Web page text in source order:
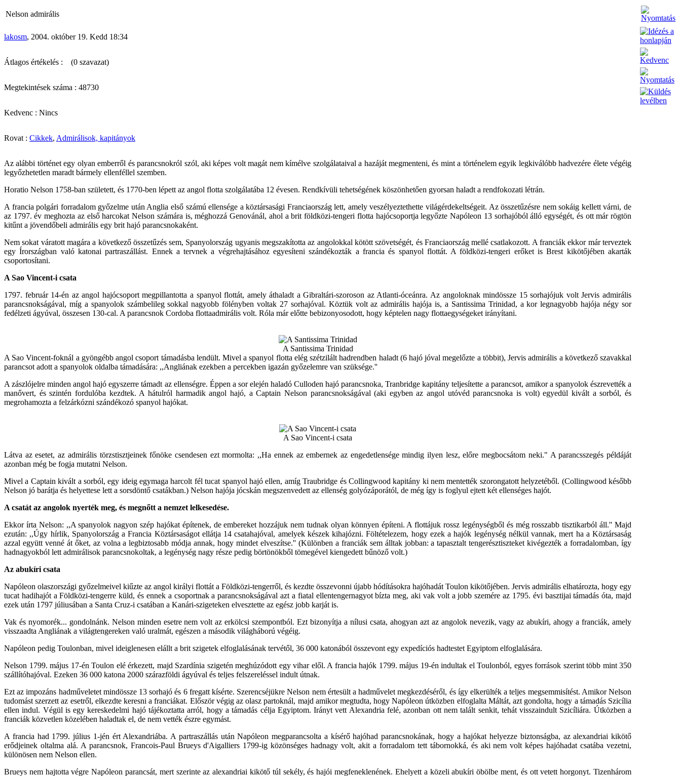
Nelson admirális
lakosm, 2004. október 19. Kedd 18:34
Átlagos értékelés : (0 szavazat)
Megtekintések száma : 48730
Kedvenc : Nincs
Rovat : Cikkek, Admirálisok, kapitányok
Az alábbi történet egy olyan emberről és parancsnokról szól, aki képes volt magát nem kímélve szolgálataival a hazáját megmenteni, és mint a történelem egyik legkiválóbb hadvezére élete végéig
legyőzhetetlen maradt bármely ellenféllel szemben.
Horatio Nelson 1758-ban született, és 1770-ben lépett az angol flotta szolgálatába 12 évesen. Rendkívüli tehetségének köszönhetően gyorsan haladt a rendfokozati létrán.
A francia polgári forradalom győzelme után Anglia első számú ellensége a köztársasági Franciaország lett, amely veszélyeztethette világérdekeltségeit. Az összetűzésre nem sokáig kellett várni, de
az 1797. év meghozta az első harcokat Nelson számára is, méghozzá Genovánál, ahol a brit földközi-tengeri flotta hajócsoportja legyőzte Napóleon 13 sorhajóból álló egységét, és ott már rögtön
kitűnt a jövendőbeli admirális egy brit hajó parancsnokaként.
Nem sokat váratott magára a következő összetűzés sem, Spanyolország ugyanis megszakította az angolokkal kötött szövetségét, és Franciaország mellé csatlakozott. A franciák ekkor már terveztek
egy Írországban való katonai partraszállást. Ennek a tervnek a végrehajtásához egyesíteni szándékozták a francia és spanyol flottát. A földközi-tengeri erőket is Brest kikötőjében akarták
csoportosítani.
A Sao Vincent-i csata
1797. február 14-én az angol hajócsoport megpillantotta a spanyol flottát, amely áthaladt a Gibraltári-szoroson az Atlanti-óceánra. Az angoloknak mindössze 15 sorhajójuk volt Jervis admirális
parancsnokságával, míg a spanyolok számbelileg sokkal nagyobb fölényben voltak 27 sorhajóval. Köztük volt az admirális hajója is, a Santissima Trinidad, a kor legnagyobb hajója négy sor
fedélzeti ágyúval, összesen 130-cal. A parancsnok Cordoba flottaadmirális volt. Róla már előtte bebizonyosodott, hogy képtelen nagy flottaegységeket irányítani.
A Santissima Trinidad
A Sao Vincent-foknál a gyöngébb angol csoport támadásba lendült. Mivel a spanyol flotta elég szétzilált hadrendben haladt (6 hajó jóval megelőzte a többit), Jervis admirális a következő szavakkal
parancsot adott a spanyolok oldalba támadására: ,,Angliának ezekben a percekben igazán győzelemre van szüksége.''
A zászlójelre minden angol hajó egyszerre támadt az ellenségre. Éppen a sor elején haladó Culloden hajó parancsnoka, Tranbridge kapitány teljesítette a parancsot, amikor a spanyolok észrevették a
manővert, és szintén fordulóba kezdtek. A hátulról harmadik angol hajó, a Captain Nelson parancsnokságával (aki egyben az angol utóvéd parancsnoka is volt) egyedül kivált a sorból, és
megrohamozta a felzárkózni szándékozó spanyol hajókat.
A Sao Vincent-i csata
Látva az esetet, az admirális törzstisztjeinek főnöke csendesen ezt mormolta: ,,Ha ennek az embernek az engedetlensége mindig ilyen lesz, előre megbocsátom neki." A parancsszegés példáját
azonban még be fogja mutatni Nelson.
Mivel a Captain kivált a sorból, egy ideig egymaga harcolt fél tucat spanyol hajó ellen, amíg Traubridge és Collingwood kapitány ki nem mentették szorongatott helyzetéből. (Collingwood később
Nelson jó barátja és helyettese lett a sorsdöntő csatákban.) Nelson hajója jócskán megszenvedett az ellenség golyózáporától, de még így is foglyul ejtett két ellenséges hajót.
A csatát az angolok nyerték meg, és megnőtt a nemzet lelkesedése.
Ekkor írta Nelson: ,,A spanyolok nagyon szép hajókat építenek, de embereket hozzájuk nem tudnak olyan könnyen építeni. A flottájuk rossz legénységből és még rosszabb tisztikarból áll.'' Majd
ezután: ,,Úgy hírlik, Spanyolország a Francia Köztársaságot ellátja 14 csatahajóval, amelyek készek kihajózni. Föltételezem, hogy ezek a hajók legénység nélkül vannak, mert ha a Köztársaság
azzal együtt venné át őket, az volna a legbiztosabb módja annak, hogy mindet elveszítse.'' (Különben a franciák sem álltak jobban: a tapasztalt tengerésztiszteket kivégezték a forradalomban, így
hadnagyokból lett admirálisok parancsnokoltak, a legénység nagy része pedig börtönökből tömegével kiengedett bűnöző volt.)
Az abukíri csata
Napóleon olaszországi győzelmeivel kiűzte az angol királyi flottát a Földközi-tengerről, és kezdte összevonni újabb hódításokra hajóhadát Toulon kikötőjében. Jervis admirális elhatározta, hogy egy
tucat hadihajót a Földközi-tengerre küld, és ennek a csoportnak a parancsnokságával azt a fiatal ellentengernagyot bízta meg, aki vak volt a jobb szemére az 1795. évi basztijai támadás óta, majd
ezek után 1797 júliusában a Santa Cruz-i csatában a Kanári-szigeteken elvesztette az egész jobb karját is.
Vak és nyomorék... gondolnánk. Nelson minden esetre nem volt az erkölcsi szempontból. Ezt bizonyítja a nílusi csata, ahogyan azt az angolok nevezik, vagy az abukíri, ahogy a franciák, amely
visszaadta Angliának a világtengereken való uralmát, egészen a második világháború végéig.
Napóleon pedig Toulonban, mivel ideiglenesen elállt a brit szigetek elfoglalásának tervétől, 36 000 katonából összevont egy expedíciós hadtestet Egyiptom elfoglalására.
Nelson 1799. május 17-én Toulon elé érkezett, majd Szardínia szigetén meghúzódott egy vihar elől. A francia hajók 1799. május 19-én indultak el Toulonból, egyes források szerint több mint 350
szállítóhajóval. Ezeken 36 000 katona 2000 szárazföldi ágyúval és teljes felszereléssel indult útnak.
Ezt az impozáns hadműveletet mindössze 13 sorhajó és 6 fregatt kísérte. Szerencséjükre Nelson nem értesült a hadművelet megkezdéséről, és így elkerülték a teljes megsemmisítést. Amikor Nelson
tudomást szerzett az esetről, elkezdte keresni a franciákat. Először végig az olasz partoknál, majd amikor megtudta, hogy Napóleon útközben elfoglalta Máltát, azt gondolta, hogy a támadás Szicília
ellen indul. Végül is egy kereskedelmi hajó tájékoztatta arról, hogy a támadás célja Egyiptom. Irányt vett Alexandria felé, azonban ott nem talált senkit, tehát visszaindult Szicíliára. Útközben a
franciák közvetlen közelében haladtak el, de nem vették észre egymást.
A francia had 1799. július 1-jén ért Alexandriába. A partraszállás után Napóleon megparancsolta a kísérő hajóhad parancsnokának, hogy a hajókat helyezze biztonságba, az alexandriai kikötő
erődjeinek oltalma alá. A parancsnok, Francois-Paul Brueys d'Aigalliers 1799-ig közönséges hadnagy volt, akit a forradalom tett tábornokká, és aki nem volt képes hajóhadat csatába vezetni,
különösen nem Nelson ellen.
Brueys nem hajtotta végre Napóleon parancsát, mert szerinte az alexandriai kikötő túl sekély, és hajói megfeneklenének. Ehelyett a közeli abukíri öbölbe ment, és ott vetett horgonyt. Tizenhárom